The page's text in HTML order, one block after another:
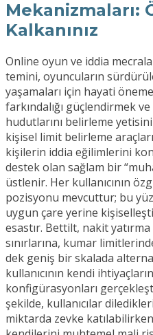
Mekanizmaları:
Kalkanınız
Online oyun ve iddia
temini, oyuncuların
yaşamaları için hayati
farkındalığı güçlendirmek
hudutlarını belirleme
kişisel limit belirleme
kişilerin iddia eğilimlerini
destek olan sağlam bir
üstlenir. Her kullanıcının
pozisyonu mevcuttur; bu
uygun çare yerine
esastır. Bettilt, nakit yatırma
sınırlarına, kumar
dek geniş bir skalada
kullanıcının kendi
konfigürasyonları
şekilde, kullanıcılar
miktarda zevke